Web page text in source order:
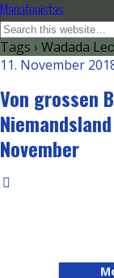
Manafonistas
Tags › Wadada
11. November
Von grossen
November